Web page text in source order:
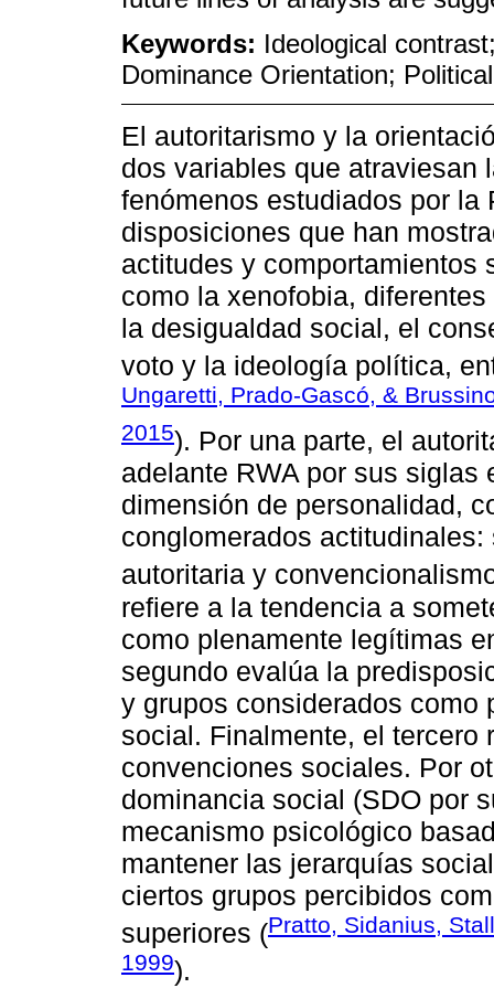
Keywords: Ideological
Dominance Orientation;
El autoritarismo y la
dos variables que atraviesan
fenómenos estudiados por
disposiciones que han
actitudes y
como la xenofobia,
la desigualdad social, el
voto y la ideología política,
Ungaretti, Prado-Gascó, &
2015). Por una parte, el
adelante RWA por sus siglas
dimensión de personalidad,
conglomerados
autoritaria y
refiere a la tendencia a
como plenamente legítimas
segundo evalúa la
y grupos considerados como
social. Finalmente, el tercero
convenciones sociales. Por
dominancia social (SDO por
mecanismo psicológico
mantener las jerarquías
ciertos grupos percibidos
superiores (Pratto, Sidanius,
1999).